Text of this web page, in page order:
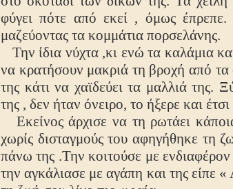
φύγει πότε από εκεί , όμως
μαζεύοντας τα κομμάτια πορσελάνης.
Την ίδια νύχτα ,κι ενώ τα καλάμια
να κρατήσουν μακριά τη βροχή από
της κάτι να χαϊδεύει τα μαλλιά της.
της , δεν ήταν όνειρο, το ήξερε και
Εκείνος άρχισε να τη ρωτάει
χωρίς δισταγμούς του αφηγήθηκε τη
πάνω της .Την κοιτούσε με
την αγκάλιασε με αγάπη και της